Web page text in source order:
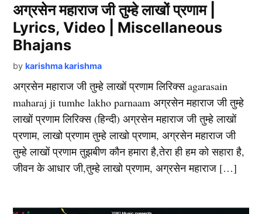
अग्रसेन महाराज जी तुम्हे लाखों प्रणाम |
Lyrics, Video | Miscellaneous
Bhajans
by karishma karishma
अग्रसेन महाराज जी तुम्हे लाखों प्रणाम लिरिक्स agarasain
maharaj ji tumhe lakho parnaam अग्रसेन महाराज जी तुम्हे
लाखों प्रणाम लिरिक्स (हिन्दी) अग्रसेन महाराज जी तुम्हे लाखों
प्रणाम, लाखो प्रणाम तुम्हे लाखो प्रणाम, अग्रसेन महाराज जी
तुम्हे लाखों प्रणाम तुझबीण कौन हमारा है,तेरा ही हम को सहारा है,
जीवन के आधार जी,तुम्हे लाखो प्रणाम, अग्रसेन महाराज […]